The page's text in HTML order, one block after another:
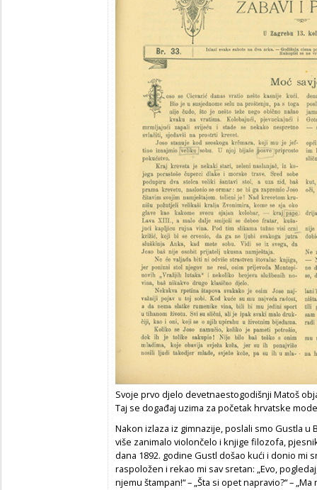
Svoje prvo djelo devetnaestogodišnji Matoš
Taj se događaj uzima za početak hrvatske
Nakon izlaza iz gimnazije, poslali smo Gustla u
više zanimalo violončelo i knjige filozofa,
dana 1892. godine Gustl došao kući i donio mi
raspoložen i rekao mi sav sretan: „Evo,
njemu štampan!“ – „Šta si opet napravio?“ –